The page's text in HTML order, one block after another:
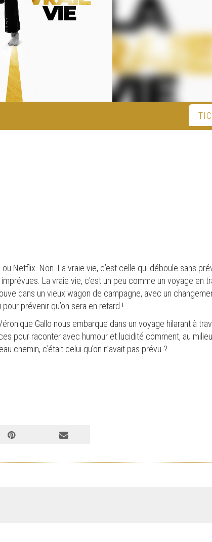
Netflix. Non. La vraie vie, c’est celle qui déboule sans
La vraie vie, c’est un peu comme un voyage en
dans un vieux wagon de campagne, avec un
prévenir qu’on sera en retard !
Gallo nous embarque dans un voyage hilarant à
pour raconter avec humour et lucidité comment, au
chemin, c’était celui qu’on n’avait pas prévu ?